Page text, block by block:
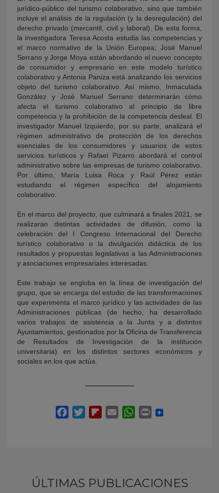
jurídico-público del turismo colaborativo, sino que también
incluye el análisis de la regulación (y la desregulación) del
derecho privado (mercantil, civil y laboral). De esta forma,
la investigadora Teresa Acosta estudia las competencias y
el marco normativo de la Unión Europea; José Manuel
Serrano y Jorge Moya están abordando el nuevo concepto
de consumidor y empresario en este modelo turístico
colaborativo y Antonia Paniza está analizando los servicios
objeto del turismo colaborativo. Así mismo, Inmaculada
González y José Manuel Serrano determinarán cómo
afecta el turismo colaborativo al principio de libre
competencia y la prohibición de la competencia desleal. El
investigador Manuel Izquierdo, por su parte, analizará el
régimen administrativo de protección de los derechos
esenciales de los consumidores y usuarios de estos
servicios turísticos y Rafael Pizarro abordará el control
administrativo sobre las empresas de turismo colaborativo.
Por último, María Luisa Roca y Raúl Pérez están
estudiando el régimen específico del alojamiento
colaborativo.
En el marco del proyecto, que culminará a finales 2021, se
realizaran distintas actividades de difusión, como la
celebración del I Congreso Internacional del Derecho
turístico colaborativo o la divulgación didáctica de los
resultados y propuestas legislativas a las Administraciones
y asociaciones empresariales interesadas.
Este trabajo se engloba en la línea de investigación del
grupo, que se encarga del estudio de las transformaciones
que experimenta el marco jurídico y las actividades de las
Administraciones públicas (de hecho, ha desarrollado
varios trabajos de asistencia a la Junta y a distintos
Ayuntamientos, gestionados por la Oficina de Transferencia
de Resultados de Investigación de la institución
universitaria) en los distintos sectores económicos y
sociales en los que actúa.
ÚLTIMAS PUBLICACIONES